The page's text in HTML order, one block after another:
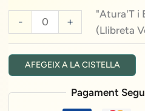
a
10,00 €
Escolta"
(Llibreta
Verda
-
quantitat
de
+
"Atura'T i
(Llibreta
AFEGEIX A LA CISTELLA
Pagament